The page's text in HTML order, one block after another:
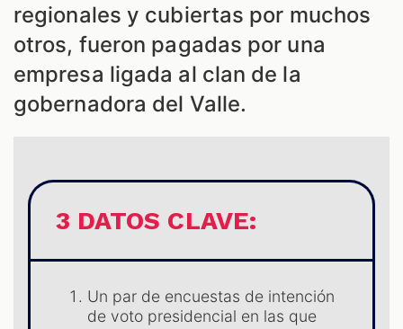
regionales y cubiertas por muchos
otros, fueron pagadas por una
empresa ligada al clan de la
gobernadora del Valle.
3 DATOS CLAVE:
Un par de encuestas de intención
de voto presidencial en las que